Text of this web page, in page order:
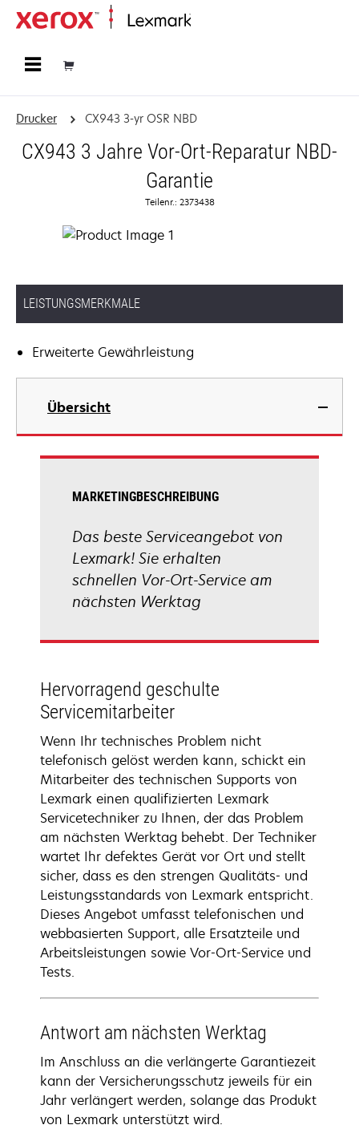
Drucker CX943 3-yr OSR NBD
CX943 3 Jahre Vor-Ort-Reparatur NBD-
Garantie
Teilenr.: 2373438
LEISTUNGSMERKMALE
Erweiterte Gewährleistung
Übersicht
MARKETINGBESCHREIBUNG
Das beste Serviceangebot von
Lexmark! Sie erhalten
schnellen Vor-Ort-Service am
nächsten Werktag
Hervorragend geschulte
Servicemitarbeiter
Wenn Ihr technisches Problem nicht
telefonisch gelöst werden kann, schickt ein
Mitarbeiter des technischen Supports von
Lexmark einen qualifizierten Lexmark
Servicetechniker zu Ihnen, der das Problem
am nächsten Werktag behebt. Der Techniker
wartet Ihr defektes Gerät vor Ort und stellt
sicher, dass es den strengen Qualitäts- und
Leistungsstandards von Lexmark entspricht.
Dieses Angebot umfasst telefonischen und
webbasierten Support, alle Ersatzteile und
Arbeitsleistungen sowie Vor-Ort-Service und
Tests.
Antwort am nächsten Werktag
Im Anschluss an die verlängerte Garantiezeit
kann der Versicherungsschutz jeweils für ein
Jahr verlängert werden, solange das Produkt
von Lexmark unterstützt wird.